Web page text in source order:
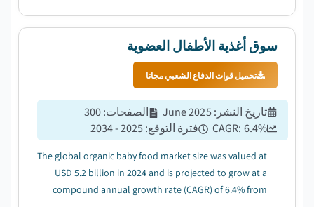
سوق أغذية الأطفال العضوية
تحميل قوات الدفاع الشعبي مجانا
تاريخ النشر :
June 2025 الصفحات:
300
CAGR: 6.4% فترة التوقع:
2025 - 2034
The global organic baby food market size was valued at
USD 5.2 billion in 2024 and is projected to grow at a
compound annual growth rate (CAGR) of 6.4% from